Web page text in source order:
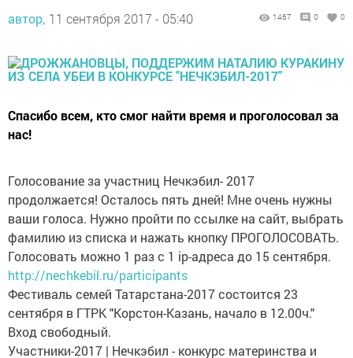
автор, 11 сентября 2017 - 05:40 1467 0 0
Спасибо всем, кто смог найти время и проголосовал за
нас!
Голосование за участниц Нечкэбил- 2017
продолжается! Осталось пять дней! Мне очень нужны
ваши голоса. Нужно пройти по ссылке на сайт, выбрать
фамилию из списка и нажать кнопку ПРОГОЛОСОВАТЬ.
Голосовать можно 1 раз с 1 ip-адреса до 15 сентября.
http://nechkebil.ru/participants
Фестиваль семей Татарстана-2017 состоится 23
сентября в ГТРК "Корстон-Казань, начало в 12.00ч."
Вход свободный.
Участники-2017 | Нечкэбил - конкурс материнства и